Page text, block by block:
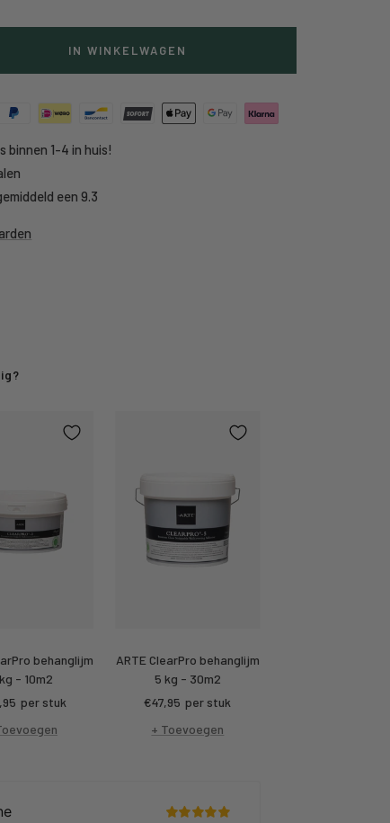
IN WINKELWAGEN
binnen 1-4 in huis!
een 9.3
behanglijm
- 10m2
per stuk
ARTE ClearPro behanglijm
5 kg - 30m2
Kortings
prijs
€47,95 per stuk
+ Toevoegen